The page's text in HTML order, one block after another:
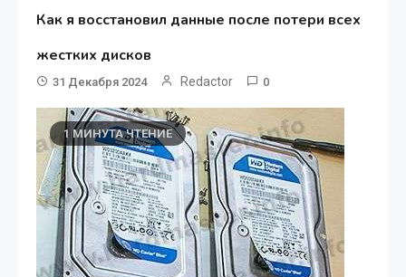
Как я восстановил данные после потери всех
жестких дисков
31 Декабря 2024 Redactor 0
1 МИНУТА ЧТЕНИЕ